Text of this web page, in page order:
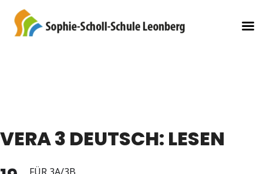
VERA 3 DEUTSCH: LESEN